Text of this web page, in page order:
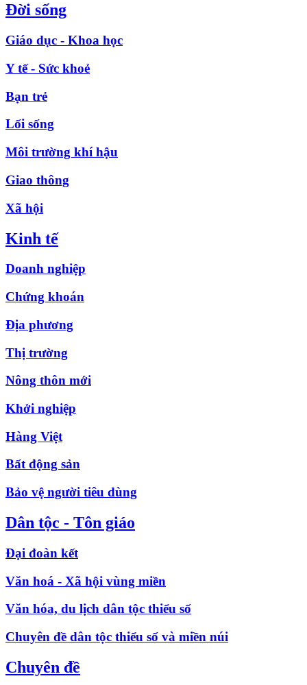
Đời sống
Giáo dục - Khoa học
Y tế - Sức khoẻ
Bạn trẻ
Lối sống
Môi trường khí hậu
Giao thông
Xã hội
Kinh tế
Doanh nghiệp
Chứng khoán
Địa phương
Thị trường
Nông thôn mới
Khởi nghiệp
Hàng Việt
Bất động sản
Bảo vệ người tiêu dùng
Dân tộc - Tôn giáo
Đại đoàn kết
Văn hoá - Xã hội vùng miền
Văn hóa, du lịch dân tộc thiểu số
Chuyên đề dân tộc thiểu số và miền núi
Chuyên đề